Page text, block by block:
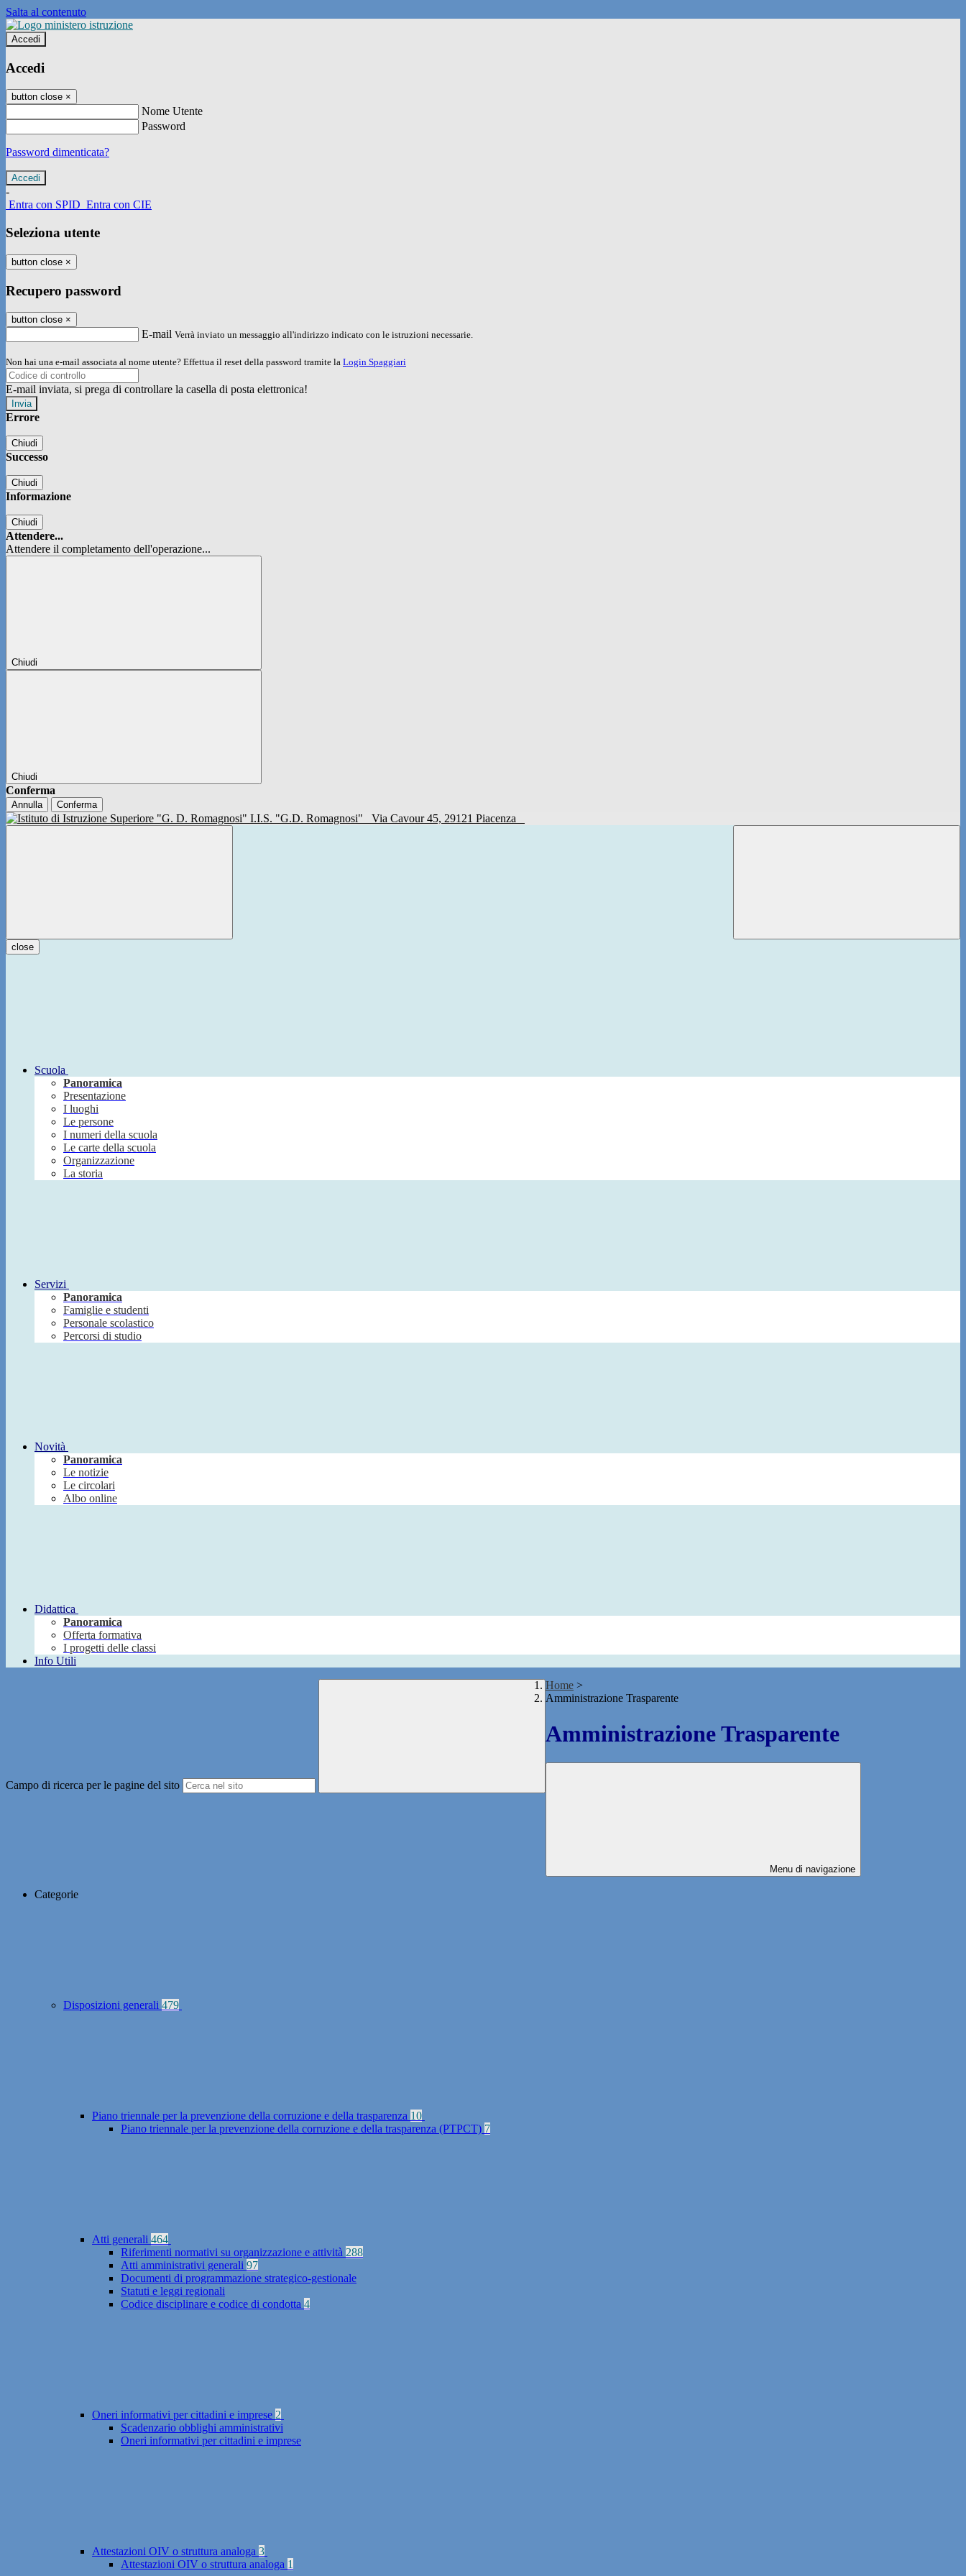
Salta al contenuto
Accedi
Accedi
button close ×
Nome Utente
Password
Password dimenticata?
-
Entra con SPID Entra con CIE
Seleziona utente
button close ×
Recupero password
button close ×
E-mail Verrà inviato un messaggio all'indirizzo indicato con le istruzioni necessarie.
Non hai una e-mail associata al nome utente? Effettua il reset della password tramite la Login Spaggiari
E-mail inviata, si prega di controllare la casella di posta elettronica!
Errore
Chiudi
Successo
Chiudi
Informazione
Chiudi
Attendere...
Attendere il completamento dell'operazione...
Chiudi
Chiudi
Conferma
Annulla Conferma
I.I.S. "G.D. Romagnosi" Via Cavour 45, 29121 Piacenza
close
Scuola
Panoramica
Presentazione
I luoghi
Le persone
I numeri della scuola
Le carte della scuola
Organizzazione
La storia
Servizi
Panoramica
Famiglie e studenti
Personale scolastico
Percorsi di studio
Novità
Panoramica
Le notizie
Le circolari
Albo online
Didattica
Panoramica
Offerta formativa
I progetti delle classi
Info Utili
Campo di ricerca per le pagine del sito
Home >
Amministrazione Trasparente
Amministrazione Trasparente
Menu di navigazione
Categorie
Disposizioni generali 479
Piano triennale per la prevenzione della corruzione e della trasparenza 10
Piano triennale per la prevenzione della corruzione e della trasparenza (PTPCT) 7
Atti generali 464
Riferimenti normativi su organizzazione e attività 288
Atti amministrativi generali 97
Documenti di programmazione strategico-gestionale
Statuti e leggi regionali
Codice disciplinare e codice di condotta 4
Oneri informativi per cittadini e imprese 2
Scadenzario obblighi amministrativi
Oneri informativi per cittadini e imprese
Attestazioni OIV o struttura analoga 3
Attestazioni OIV o struttura analoga 1